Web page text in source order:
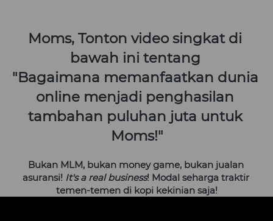
Moms, Tonton video singkat di
bawah ini tentang
"Bagaimana memanfaatkan dunia
online menjadi penghasilan
tambahan puluhan juta untuk
Moms!"
Bukan MLM, bukan money game, bukan jualan
asuransi! It's a real business! Modal seharga traktir
temen-temen di kopi kekinian saja!